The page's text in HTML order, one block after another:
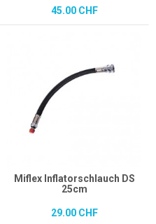
45.00 CHF
Miflex Inflatorschlauch DS
25cm
29.00 CHF